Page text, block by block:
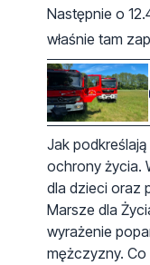
Następnie o
właśnie tam
Jak
ochrony życia.
dla dzieci oraz
Marsze dla
wyrażenie
mężczyzny.